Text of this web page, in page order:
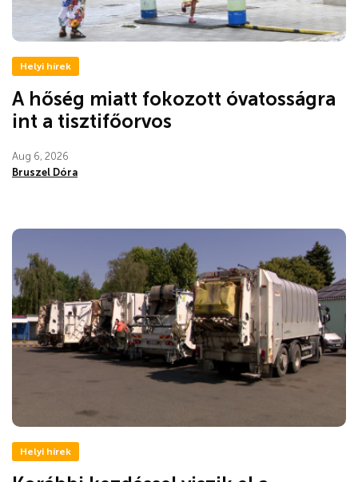
Helyi hírek
A hőség miatt fokozott óvatosságra
int a tisztifőorvos
Aug 6, 2026
Bruszel Dóra
Helyi hírek